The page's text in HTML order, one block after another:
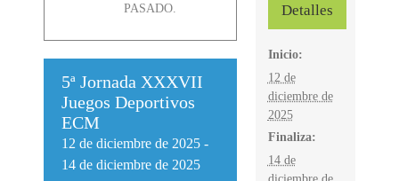
PASADO.
5ª Jornada XXXVII
Juegos Deportivos
ECM
12 de diciembre de 2025 -
14 de diciembre de 2025
Detalles
Inicio:
12 de
diciembre de
2025
Finaliza:
14 de